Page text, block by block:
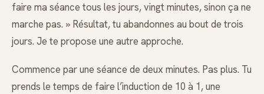
faire ma séance tous les jours, vingt minutes, sinon ça ne
marche pas. » Résultat, tu abandonnes au bout de trois
jours. Je te propose une autre approche.
Commence par une séance de deux minutes. Pas plus. Tu
prends le temps de faire l’induction de 10 à 1, une